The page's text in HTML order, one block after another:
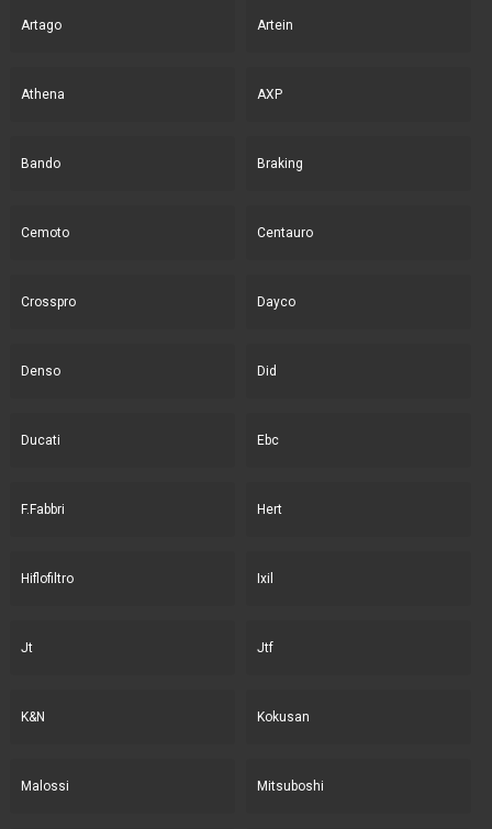
Artago Artein
Athena AXP
Bando Braking
Cemoto Centauro
Crosspro Dayco
Denso Did
Ducati Ebc
F.Fabbri Hert
Hiflofiltro Ixil
Jt Jtf
K&N Kokusan
Malossi Mitsuboshi